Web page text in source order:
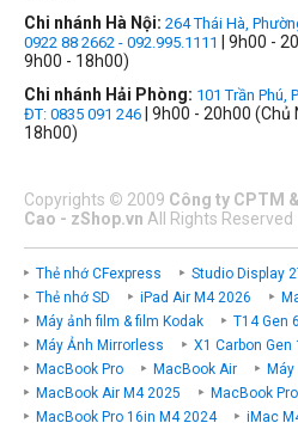
Chi nhánh Hà Nội: 264 Thái Hà,
0922 88 2662 - 092.995.1111
| 9h00 -
9h00 - 18h00)
Chi nhánh Hải Phòng: 101 Trần Phú,
ĐT: 0835 091 246 | 9h00 - 20h00 (Chủ
18h00)
Copyrights © 2009 Công ty CPTM
Cao - zShop.vn All Rights Reserved
Thẻ nhớ CFexpress Studio Display
Thẻ nhớ SD
iPad Air M4 2026
Máy ảnh film & film Kodak
T14 Gen
Máy Ảnh Mirrorless
X1 Carbon Gen
MacBook Pro
MacBook Air
MacBook Air M4 2025
MacBook
MacBook Pro 16in M4 2024
iMac